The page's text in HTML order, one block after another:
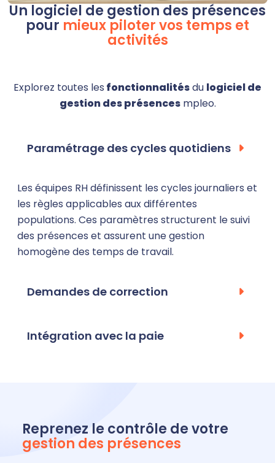
Un logiciel de gestion des présences
pour mieux piloter vos temps et
activités
Explorez toutes les fonctionnalitésdu logiciel de
gestion des présencesmpleo.
Paramétrage des cycles quotidiens
Les équipes RH définissent les cycles journaliers et
les règles applicables aux différentes
populations. Ces paramètres structurent le suivi
des présences et assurent une gestion
homogène des temps de travail.
Demandes de correction
Intégration avec la paie
Reprenez le contrôle de votre
gestion des présences